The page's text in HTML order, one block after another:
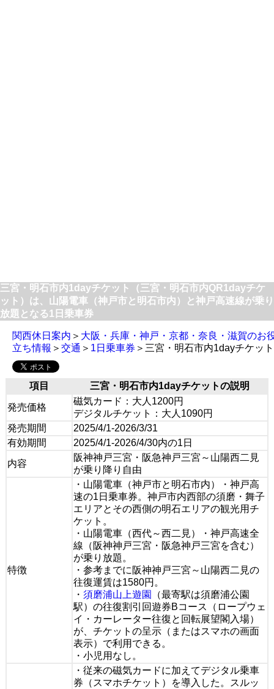
三宮・明石市内1dayチケット（三宮・明石市内QR1dayチケ
ット）は、山陽電車（神戸市と明石市内）と神戸高速線が乗り
放題となる1日乗車券
関西休日案内 ＞ 大阪・兵庫・神戸・京都・奈良・滋賀のお
立ち情報 ＞ 交通 ＞ 1日乗車券 ＞三宮・明石市内1dayチケット
項目 三宮・明石市内1dayチケットの説明
発売価格
磁気カード：大人1200円
デジタルチケット：大人1090円
発売期間
2025/4/1-2026/3/31
有効期間
2025/4/1-2026/4/30内の1日
内容
阪神神戸三宮・阪急神戸三宮～山陽西二見
が乗り降り自由
特徴
・山陽電車（神戸市と明石市内）・神戸高
速の1日乗車券。神戸市内西部の須磨・舞子
エリアとその西側の明石エリアの観光用チ
ケット。
・山陽電車（西代～西二見）・神戸高速全
線（阪神神戸三宮・阪急神戸三宮を含む）
が乗り放題。
・参考までに阪神神戸三宮～山陽西二見の
往復運賃は1580円。
・ 須磨浦山上遊園
（最寄駅は須磨浦公園
駅）の往復割引回遊券Bコース（ロープウェ
イ・カーレーター往復と回転展望閣入場）
が、チケットの呈示（またはスマホの画面
表示）で利用できる。
・小児用なし。
・従来の磁気カードに加えてデジタル乗車
券（スマホチケット）を導入した。スルッ